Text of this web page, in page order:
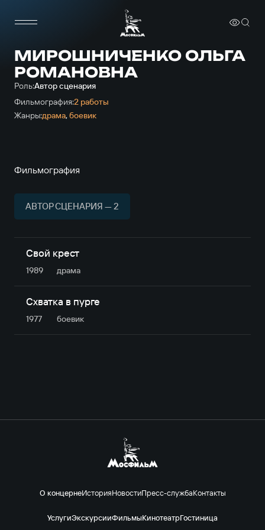
МИРОШНИЧЕНКО ОЛЬГА
РОМАНОВНА
Роль:Автор сценария
Фильмография:2 работы
Жанры:драма,боевик
Фильмография
АВТОР СЦЕНАРИЯ — 2
Свой крест
1989 драма
Схватка в пурге
1977 боевик
О концернеИсторияНовостиПресс-службаКонтакты
УслугиЭкскурсииФильмыКинотеатрГостиница